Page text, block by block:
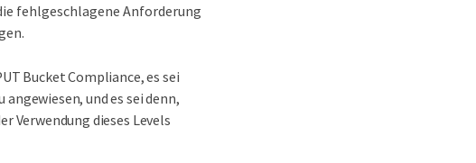
fehlgeschlagene Anforderung
Bucket Compliance, es sei
und es sei denn,
Verwendung dieses Levels